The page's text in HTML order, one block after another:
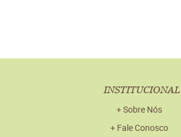
INSTITUCIONAL
Sobre Nós
Fale Conosco